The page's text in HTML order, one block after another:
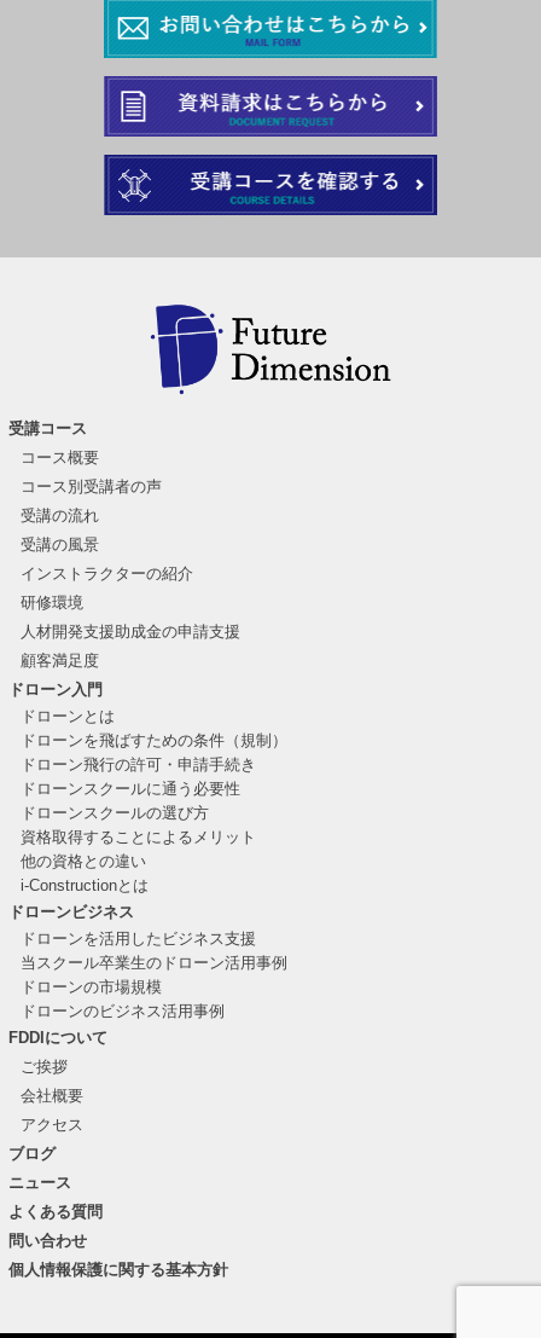
受講コース
コース概要
コース別受講者の声
受講の流れ
受講の風景
インストラクターの紹介
研修環境
人材開発支援助成金の申請支援
顧客満足度
ドローン入門
ドローンとは
ドローンを飛ばすための条件（規制）
ドローン飛行の許可・申請手続き
ドローンスクールに通う必要性
ドローンスクールの選び方
資格取得することによるメリット
他の資格との違い
i-Constructionとは
ドローンビジネス
ドローンを活用したビジネス支援
当スクール卒業生のドローン活用事例
ドローンの市場規模
ドローンのビジネス活用事例
FDDIについて
ご挨拶
会社概要
アクセス
ブログ
ニュース
よくある質問
問い合わせ
個人情報保護に関する基本方針